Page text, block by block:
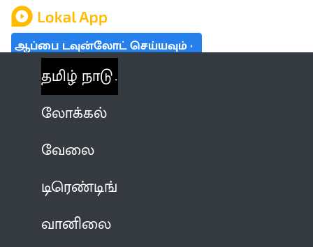
ஆப்பை டவுன்லோட் செய்யவும்
தமிழ் நாடு
லோக்கல்
வேலை
டிரெண்டிங்
வானிலை